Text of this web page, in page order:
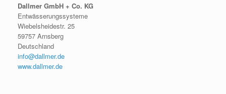
Dallmer GmbH + Co. KG
Entwässerungssysteme
Wiebelsheidestr. 25
59757 Arnsberg
Deutschland
info@dallmer.de
www.dallmer.de